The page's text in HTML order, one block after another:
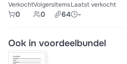
Verkocht
0
Volgers
0
Items
64
Laatst verkocht
-
Ook in voordeelbundel